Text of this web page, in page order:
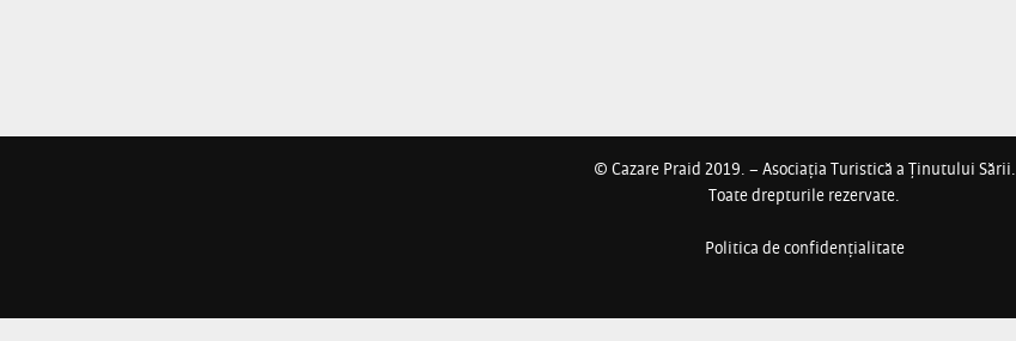
© Cazare Praid 2019. – Asociaţia Turistică a Ţinutului Sării.
Toate drepturile rezervate.
Politica de confidențialitate